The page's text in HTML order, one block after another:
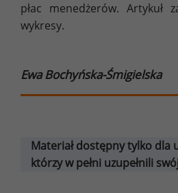
płac menedżerów.
wykresy.
Ewa Bochyńska-Śmigielska
Materiał dostępny tylko dla
którzy w pełni uzupełnili